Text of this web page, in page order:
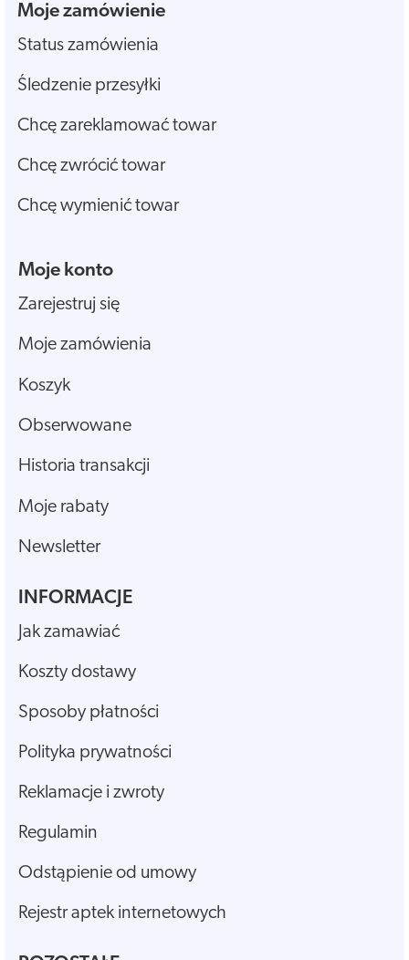
Moje zamówienie
Status zamówienia
Śledzenie przesyłki
Chcę zareklamować towar
Chcę zwrócić towar
Chcę wymienić towar
Moje konto
Zarejestruj się
Moje zamówienia
Koszyk
Obserwowane
Historia transakcji
Moje rabaty
Newsletter
INFORMACJE
Jak zamawiać
Koszty dostawy
Sposoby płatności
Polityka prywatności
Reklamacje i zwroty
Regulamin
Odstąpienie od umowy
Rejestr aptek internetowych